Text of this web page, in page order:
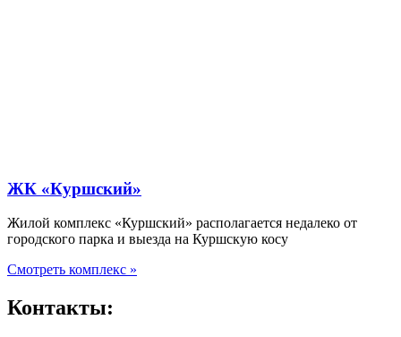
ЖК «Куршский»
Жилой комплекс «Куршский» располагается недалеко от
городского парка и выезда на Куршскую косу
Смотреть комплекс »
Контакты: